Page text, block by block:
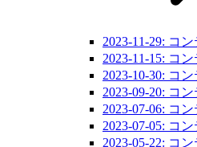
2023-11-29: コ
2023-11-15: コ
2023-10-30: コ
2023-09-20: コ
2023-07-06: コ
2023-07-05: コ
2023-05-22: コ